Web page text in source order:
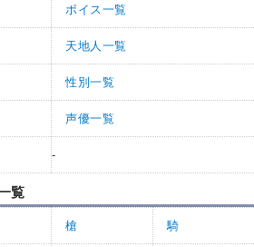
ボイス一覧
天地人一覧
性別一覧
声優一覧
-
覧
槍 騎